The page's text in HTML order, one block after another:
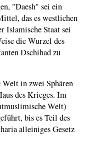
"Daesh" sei ein
das es westlichen
Islamische Staat sei
die Wurzel des
Dschihad zu
in zwei Sphären
des Krieges. Im
Welt)
bis es Teil des
alleiniges Gesetz